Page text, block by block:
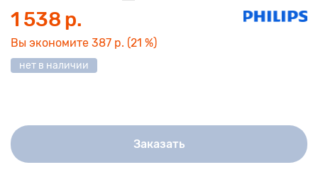
1 538 р.
Вы экономите 387 р. (21 %)
нет в наличии
Заказать